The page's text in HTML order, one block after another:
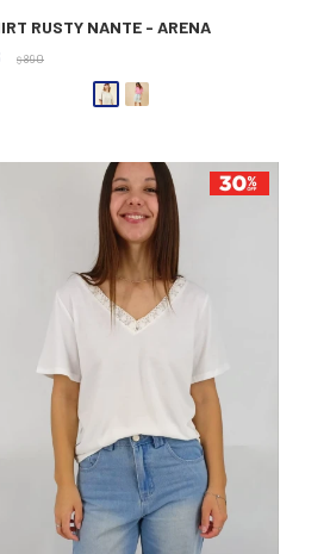
RUSTY NANTE - ARENA
$ 890